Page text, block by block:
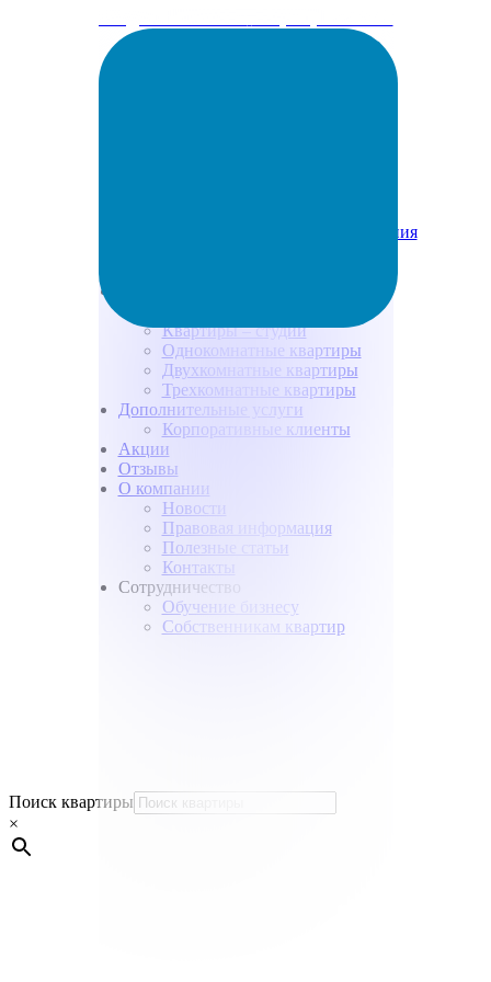
Условия и способы бронирования
Квартиры – студии
Однокомнатные квартиры
Двухкомнатные квартиры
Трехкомнатные квартиры
Дополнительные услуги
Корпоративные клиенты
Акции
Отзывы
О компании
Новости
Правовая информация
Полезные статьи
Контакты
Сотрудничество
Обучение бизнесу
Собственникам квартир
Поиск квартиры
×